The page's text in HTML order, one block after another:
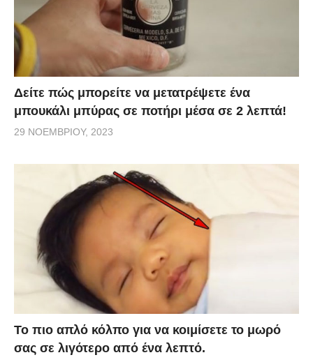
Δείτε πώς μπορείτε να μετατρέψετε ένα
μπουκάλι μπύρας σε ποτήρι μέσα σε 2 λεπτά!
29 ΝΟΕΜΒΡΊΟΥ, 2023
Το πιο απλό κόλπο για να κοιμίσετε το μωρό
σας σε λιγότερο από ένα λεπτό.